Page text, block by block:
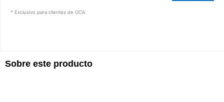
Sobre este producto
* Exclusivo para clientes de OCA